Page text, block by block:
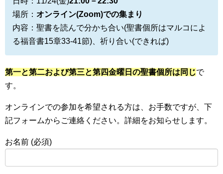
場所： オンライン(Zoom)での集まり
内容：聖書を読んで分かち合い(聖書個所はマルコによ
る福音書15章33-41節)、祈り合い(できれば)
第一と第二および第三と第四金曜日の聖書個所は同じで
す。
オンラインでの参加を希望される方は、お手数ですが、下
記フォームからご連絡ください。詳細をお知らせします。
お名前 (必須)